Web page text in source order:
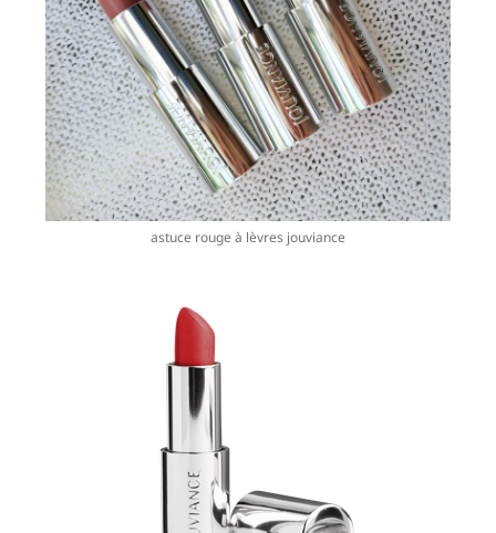
astuce rouge à lèvres jouviance